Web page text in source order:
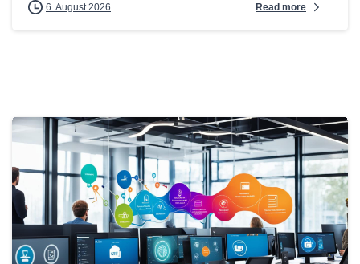
6. August 2026 Read more